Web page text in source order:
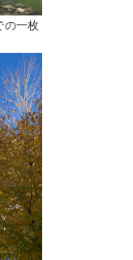
の一枚